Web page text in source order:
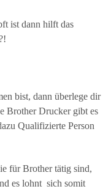
ist dann hilft das
bist, dann überlege dir
Brother Drucker gibt es
Qualifizierte Person
für Brother tätig sind,
es lohnt sich somit